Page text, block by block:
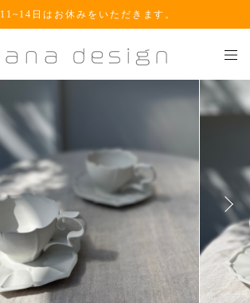
11~14日はお休みをいただきます。